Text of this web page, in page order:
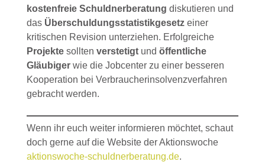
kostenfreie Schuldnerberatung diskutieren und
das Überschuldungsstatistikgesetz einer
kritischen Revision unterziehen. Erfolgreiche
Projekte sollten verstetigt und öffentliche
Gläubiger wie die Jobcenter zu einer besseren
Kooperation bei Verbraucherinsolvenzverfahren
gebracht werden.
Wenn ihr euch weiter informieren möchtet, schaut
doch gerne auf die Website der Aktionswoche
aktionswoche-schuldnerberatung.de.